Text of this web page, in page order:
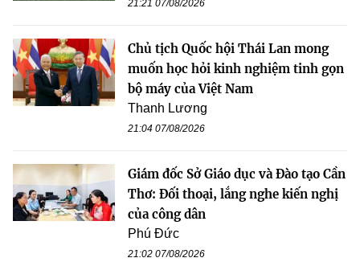
21:21 07/08/2026
Chủ tịch Quốc hội Thái Lan mong
muốn học hỏi kinh nghiệm tinh gọn
bộ máy của Việt Nam
Thanh Lương
21:04 07/08/2026
Giám đốc Sở Giáo dục và Đào tạo Cần
Thơ: Đối thoại, lắng nghe kiến nghị
của công dân
Phú Đức
21:02 07/08/2026